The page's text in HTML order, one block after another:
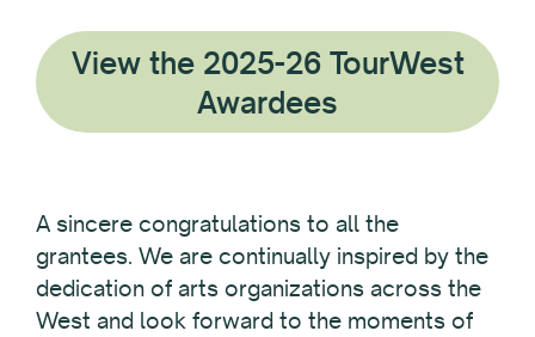
View the 2025-26 TourWest
Awardees
A sincere congratulations to all the
grantees. We are continually inspired by the
dedication of arts organizations across the
West and look forward to the moments of